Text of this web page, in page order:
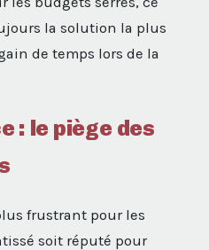
la solution la plus
de temps lors de la
: le piège des
frustrant pour les
soit réputé pour